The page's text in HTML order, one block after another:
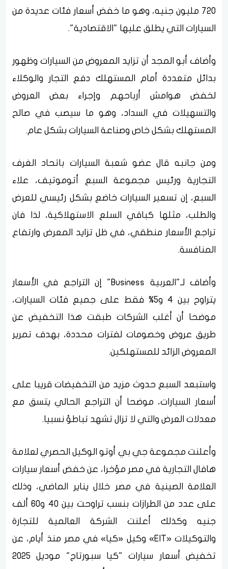
720 مليون جنيه، وهو ما خفض أسعار فئات عديدة من
السيارات التي يطلق عليها "الاقتصادية".
وأضاف أبو المجد أن تزايد المعروض من السيارات وظهور
بدائل متعددة أمام المستهلك دفع التجار والوكلاء
لخفض هوامش أرباحهم وإجراء بعض العروض
والتسهيلات في السداد، وهو ما سيصب في صالح
المستهلك بشكل خاص وصناعة السيارات بشكل عام.
ومن جانبه قال عضو شعبة السيارات باتحاد الغرف
التجارية ورئيس مجموعة السبع أتوموتيف، علاء
السبع، إن تسعير السيارات خاضع بشكل رئيسي للعرض
والطلب، مثلها كباقي السلع الاستهلاكية، لذا فان
تراجع الأسعار منطقي، في ظل تزايد المعرض وارتفاع
المنافسة.
وأضاف لـ"العربية Business" إن التراجع في الأسعار
يتراوح بين 4 و5% فقط على جميع فئات السيارات،
موضحا أن أغلب الشركات طبقت هذا التخفيض عن
طريق عروض وخصومات لفترات محددة، بهدف تمرير
المعروض الزائد للمستهلكين.
واستبعد السبع حدوث مزيد من التخفيضات قريبا على
أسعار السيارات، موضحا أن التراجع الحالي يتسق مع
معدلات العرض والتي لا تزال تشهد تباطؤ نسبيا.
وأعلنت مجموعة جي بي أوتو الوكيل الحصري لعلامة
هافال التجارية في مصر مؤخرا، عن خفض أسعار سيارات
العلامة الصينية في مصر خلال يناير الماضي، وذلك
على عدد من الطرازات بنسب تراوحت بين 40 و60 ألف
جنيه وكذلك أعلنت الشركة العالمية للتجارة
والتوكيلات «EIT» وكيل «كيا» في مصر منذ أيام، عن
تخفيض أسعار سيارات "كيا سبورتاج" موديل 2025